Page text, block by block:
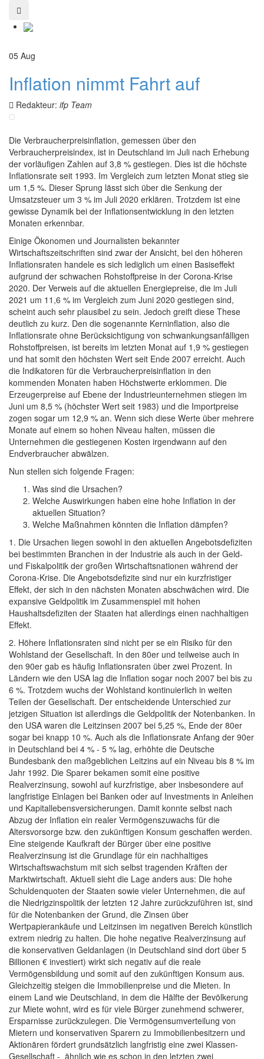
05 Aug
Inflation nimmt Fahrt auf
Redakteur: ifp Team
Die Verbraucherpreisinflation, gemessen über den
Verbraucherpreisindex, ist in Deutschland im Juli nach Erhebung
der vorläufigen Zahlen auf 3,8 % gestiegen. Dies ist die höchste
Inflationsrate seit 1993. Im Vergleich zum letzten Monat stieg sie
um 1,5 %. Dieser Sprung lässt sich über die Senkung der
Umsatzsteuer um 3 % im Juli 2020 erklären. Trotzdem ist eine
gewisse Dynamik bei der Inflationsentwicklung in den letzten
Monaten erkennbar.
Einige Ökonomen und Journalisten bekannter
Wirtschaftszeitschriften sind zwar der Ansicht, bei den höheren
Inflationsraten handele es sich lediglich um einen Basiseffekt
aufgrund der schwachen Rohstoffpreise in der Corona-Krise
2020. Der Verweis auf die aktuellen Energiepreise, die im Juli
2021 um 11,6 % im Vergleich zum Juni 2020 gestiegen sind,
scheint auch sehr plausibel zu sein. Jedoch greift diese These
deutlich zu kurz. Den die sogenannte Kerninflation, also die
Inflationsrate ohne Berücksichtigung von schwankungsanfälligen
Rohstoffpreisen, ist bereits im letzten Monat auf 1,9 % gestiegen
und hat somit den höchsten Wert seit Ende 2007 erreicht. Auch
die Indikatoren für die Verbraucherpreisinflation in den
kommenden Monaten haben Höchstwerte erklommen. Die
Erzeugerpreise auf Ebene der Industrieunternehmen stiegen im
Juni um 8,5 % (höchster Wert seit 1983) und die Importpreise
zogen sogar um 12,9 % an. Wenn sich diese Werte über mehrere
Monate auf einem so hohen Niveau halten, müssen die
Unternehmen die gestiegenen Kosten irgendwann auf den
Endverbraucher abwälzen.
Nun stellen sich folgende Fragen:
Was sind die Ursachen?
Welche Auswirkungen haben eine hohe Inflation in der
aktuellen Situation?
Welche Maßnahmen könnten die Inflation dämpfen?
1. Die Ursachen liegen sowohl in den aktuellen Angebotsdefiziten
bei bestimmten Branchen in der Industrie als auch in der Geld-
und Fiskalpolitik der großen Wirtschaftsnationen während der
Corona-Krise. Die Angebotsdefizite sind nur ein kurzfristiger
Effekt, der sich in den nächsten Monaten abschwächen wird. Die
expansive Geldpolitik im Zusammenspiel mit hohen
Haushaltsdefiziten der Staaten hat allerdings einen nachhaltigen
Effekt.
2. Höhere Inflationsraten sind nicht per se ein Risiko für den
Wohlstand der Gesellschaft. In den 80er und teilweise auch in
den 90er gab es häufig Inflationsraten über zwei Prozent. In
Ländern wie den USA lag die Inflation sogar noch 2007 bei bis zu
6 %. Trotzdem wuchs der Wohlstand kontinuierlich in weiten
Teilen der Gesellschaft. Der entscheidende Unterschied zur
jetzigen Situation ist allerdings die Geldpolitik der Notenbanken. In
den USA waren die Leitzinsen 2007 bei 5,25 %, Ende der 80er
sogar bei knapp 10 %. Auch als die Inflationsrate Anfang der 90er
in Deutschland bei 4 % - 5 % lag, erhöhte die Deutsche
Bundesbank den maßgeblichen Leitzins auf ein Niveau bis 8 % im
Jahr 1992. Die Sparer bekamen somit eine positive
Realverzinsung, sowohl auf kurzfristige, aber insbesondere auf
langfristige Einlagen bei Banken oder auf Investments in Anleihen
und Kapitallebensversicherungen. Damit konnte selbst nach
Abzug der Inflation ein realer Vermögenszuwachs für die
Altersvorsorge bzw. den zukünftigen Konsum geschaffen werden.
Eine steigende Kaufkraft der Bürger über eine positive
Realverzinsung ist die Grundlage für ein nachhaltiges
Wirtschaftswachstum mit sich selbst tragenden Kräften der
Marktwirtschaft. Aktuell sieht die Lage anders aus: Die hohe
Schuldenquoten der Staaten sowie vieler Unternehmen, die auf
die Niedrigzinspolitik der letzten 12 Jahre zurückzuführen ist, sind
für die Notenbanken der Grund, die Zinsen über
Wertpapierankäufe und Leitzinsen im negativen Bereich künstlich
extrem niedrig zu halten. Die hohe negative Realverzinsung auf
die konservativen Geldanlagen (in Deutschland sind dort über 5
Billionen € investiert) wirkt sich negativ auf die reale
Vermögensbildung und somit auf den zukünftigen Konsum aus.
Gleichzeitig steigen die Immobilienpreise und die Mieten. In
einem Land wie Deutschland, in dem die Hälfte der Bevölkerung
zur Miete wohnt, wird es für viele Bürger zunehmend schwerer,
Ersparnisse zurückzulegen. Die Vermögensumverteilung von
Mietern und konservativen Sparern zu Immobilienbesitzern und
Aktionären fördert grundsätzlich langfristig eine zwei Klassen-
Gesellschaft - ähnlich wie es schon in den letzten zwei